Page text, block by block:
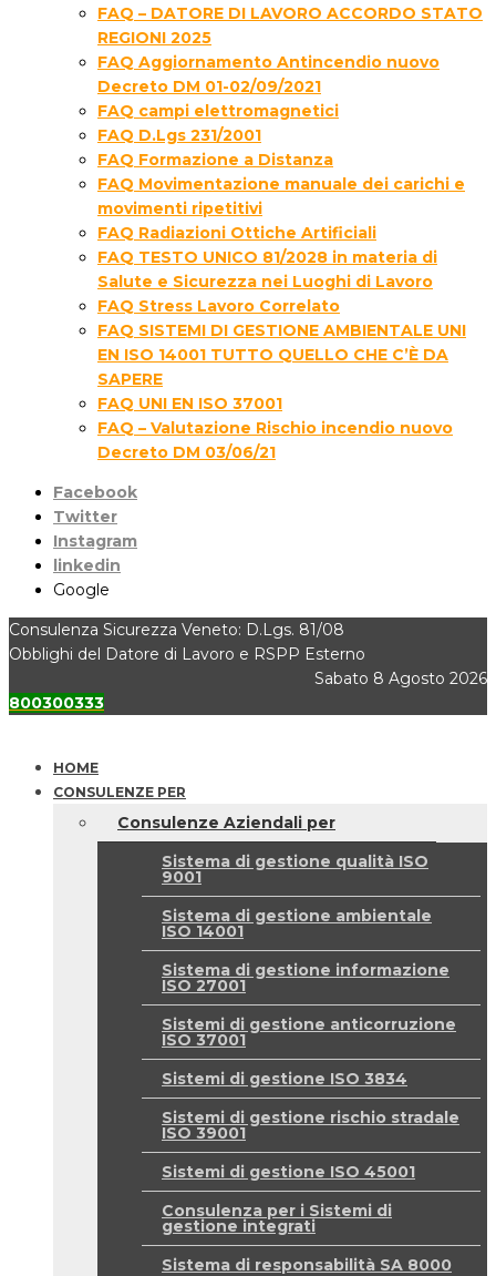
FAQ – DATORE DI LAVORO ACCORDO STATO
REGIONI 2025
FAQ Aggiornamento Antincendio nuovo
Decreto DM 01-02/09/2021
FAQ campi elettromagnetici
FAQ D.Lgs 231/2001
FAQ Formazione a Distanza
FAQ Movimentazione manuale dei carichi e
movimenti ripetitivi
FAQ Radiazioni Ottiche Artificiali
FAQ TESTO UNICO 81/2028 in materia di
Salute e Sicurezza nei Luoghi di Lavoro
FAQ Stress Lavoro Correlato
FAQ SISTEMI DI GESTIONE AMBIENTALE UNI
EN ISO 14001 TUTTO QUELLO CHE C’È DA
SAPERE
FAQ UNI EN ISO 37001
FAQ – Valutazione Rischio incendio nuovo
Decreto DM 03/06/21
Facebook
Twitter
Instagram
linkedin
Google
Consulenza Sicurezza Veneto: D.Lgs. 81/08
Obblighi del Datore di Lavoro e RSPP Esterno
Sabato 8 Agosto 2026
800300333
HOME
CONSULENZE PER
Consulenze Aziendali per
Sistema di gestione qualità ISO
9001
Sistema di gestione ambientale
ISO 14001
Sistema di gestione informazione
ISO 27001
Sistemi di gestione anticorruzione
ISO 37001
Sistemi di gestione ISO 3834
Sistemi di gestione rischio stradale
ISO 39001
Sistemi di gestione ISO 45001
Consulenza per i Sistemi di
gestione integrati
Sistema di responsabilità SA 8000